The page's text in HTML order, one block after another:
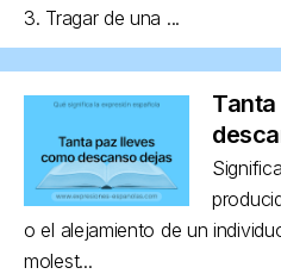
3. Tragar de una ...
o el alejamiento de un
molest...